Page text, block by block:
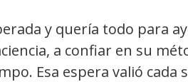
y quería todo para
a confiar en su
Esa espera valió cada